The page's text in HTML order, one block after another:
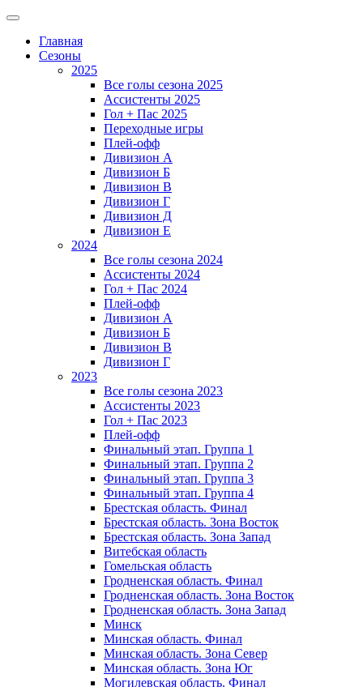
Главная
Сезоны
2025
Все голы сезона 2025
Ассистенты 2025
Гол + Пас 2025
Переходные игры
Плей-офф
Дивизион A
Дивизион Б
Дивизион В
Дивизион Г
Дивизион Д
Дивизион Е
2024
Все голы сезона 2024
Ассистенты 2024
Гол + Пас 2024
Плей-офф
Дивизион A
Дивизион Б
Дивизион В
Дивизион Г
2023
Все голы сезона 2023
Ассистенты 2023
Гол + Пас 2023
Плей-офф
Финальный этап. Группа 1
Финальный этап. Группа 2
Финальный этап. Группа 3
Финальный этап. Группа 4
Брестская область. Финал
Брестская область. Зона Восток
Брестская область. Зона Запад
Витебская область
Гомельская область
Гродненская область. Финал
Гродненская область. Зона Восток
Гродненская область. Зона Запад
Минск
Минская область. Финал
Минская область. Зона Север
Минская область. Зона Юг
Могилевская область. Финал